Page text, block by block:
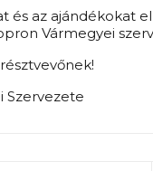
és az ajándékokat
Vármegyei
Szervezete